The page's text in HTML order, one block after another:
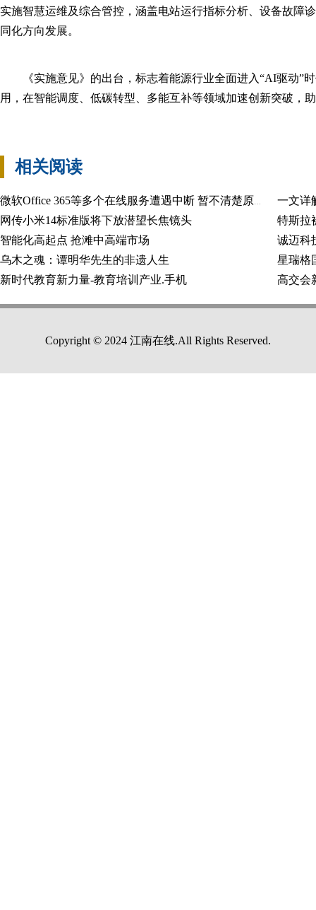
实施智慧运维及综合管控，涵盖电站运行指标分析、设备故障
同化方向发展。
《实施意见》的出台，标志着能源行业全面进入“AI驱动”
用，在智能调度、低碳转型、多能互补等领域加速创新突破，
相关阅读
一文详
网传小米14标准版将下放潜望长焦镜头
智能化高起点 抢滩中高端市场
乌木之魂：谭明华先生的非遗人生
星瑞格
新时代教育新力量-教育培训产业.手机
Copyright © 2024 江南在线.All Rights Reserved.